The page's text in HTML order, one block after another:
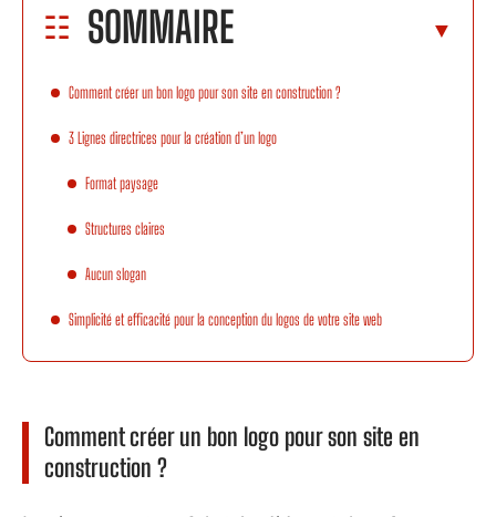
SOMMAIRE
Comment créer un bon logo pour son site en construction ?
3 Lignes directrices pour la création d’un logo
Format paysage
Structures claires
Aucun slogan
Simplicité et efficacité pour la conception du logos de votre site web
Comment créer un bon logo pour son site en
construction ?